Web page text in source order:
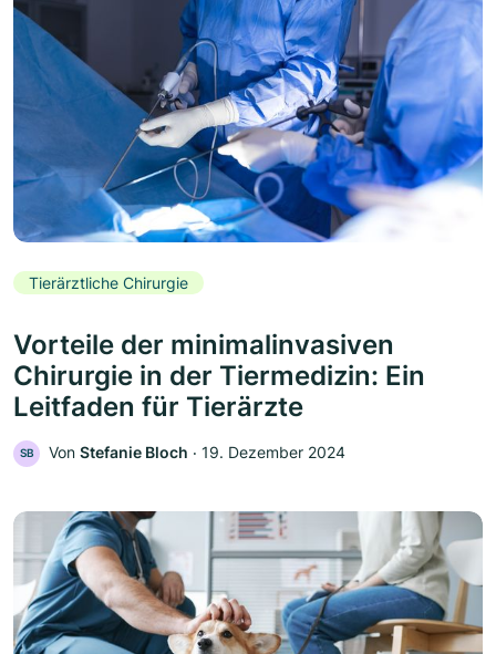
Tierärztliche Chirurgie
Vorteile der minimalinvasiven
Chirurgie in der Tiermedizin: Ein
Leitfaden für Tierärzte
SB Von Stefanie Bloch ‧ 19. Dezember 2024